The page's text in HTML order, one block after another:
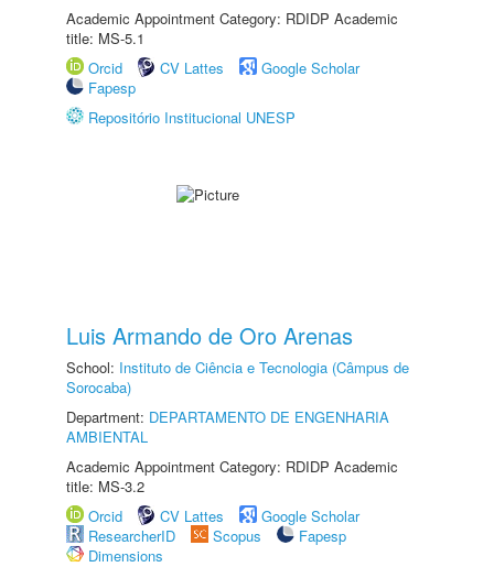
Academic Appointment Category: RDIDP Academic
title: MS-5.1
Orcid
CV Lattes
Google Scholar
Fapesp
Repositório Institucional UNESP
Luis Armando de Oro Arenas
School: Instituto de Ciência e Tecnologia (Câmpus de
Sorocaba)
Department: DEPARTAMENTO DE ENGENHARIA
AMBIENTAL
Academic Appointment Category: RDIDP Academic
title: MS-3.2
Orcid
CV Lattes
Google Scholar
ResearcherID
Scopus
Fapesp
Dimensions